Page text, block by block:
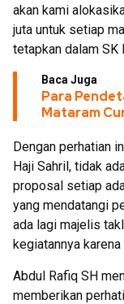
akan kami
juta untuk setiap
tetapkan dalam SK
Baca Juga
Para
Mataram
Dengan perhatian
Haji Sahril, tidak
proposal setiap
yang mendatangi
ada lagi majelis
kegiatannya
Abdul Rafiq SH
memberikan